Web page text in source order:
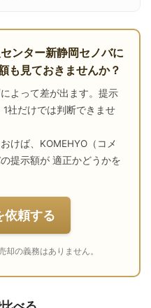
ンター新静岡セノバに
も見ておきませんか？
よって差が出ます。提示
社だけでは判断できませ
けば、KOMEHYO（コメ
提示額が 適正かどうかを
依頼する
却の義務はありません。